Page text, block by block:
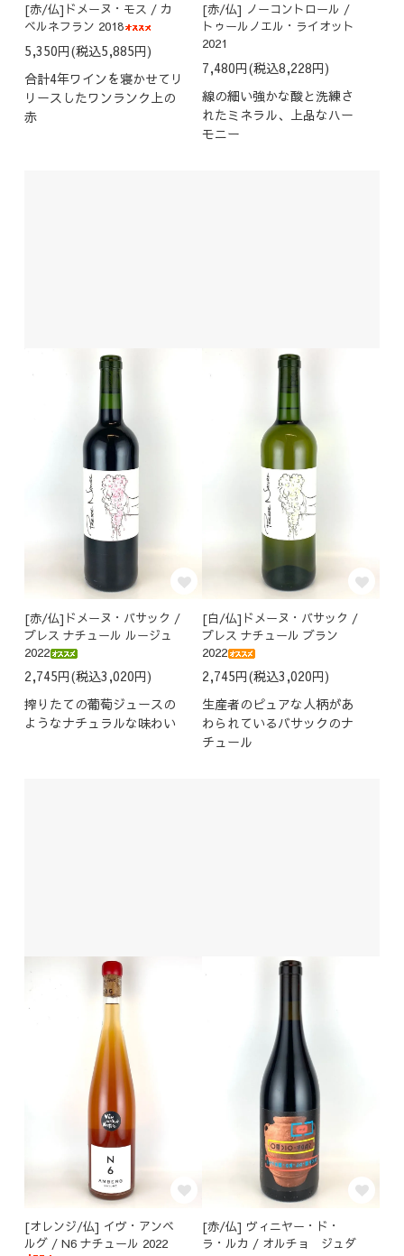
[赤/仏]ドメーヌ・モス / カ
ベルネフラン 2018
5,350円(税込5,885円)
合計4年ワインを寝かせてリ
リースしたワンランク上の
赤
[赤/仏] ノーコントロール /
トゥールノエル・ライオット
2021
7,480円(税込8,228円)
線の細い強かな酸と洗練さ
れたミネラル、上品なハー
モニー
[赤/仏]ドメーヌ・バサック /
プレス ナチュール ルージュ
2022
2,745円(税込3,020円)
搾りたての葡萄ジュースの
ようなナチュラルな味わい
[白/仏]ドメーヌ・バサック /
プレス ナチュール ブラン
2022
2,745円(税込3,020円)
生産者のピュアな人柄があ
わられているバサックのナ
チュール
[オレンジ/仏] イヴ・アンベ
ルグ / N6 ナチュール 2022
[赤/仏] ヴィニヤー・ド・
ラ・ルカ / オルチョ ジュダ